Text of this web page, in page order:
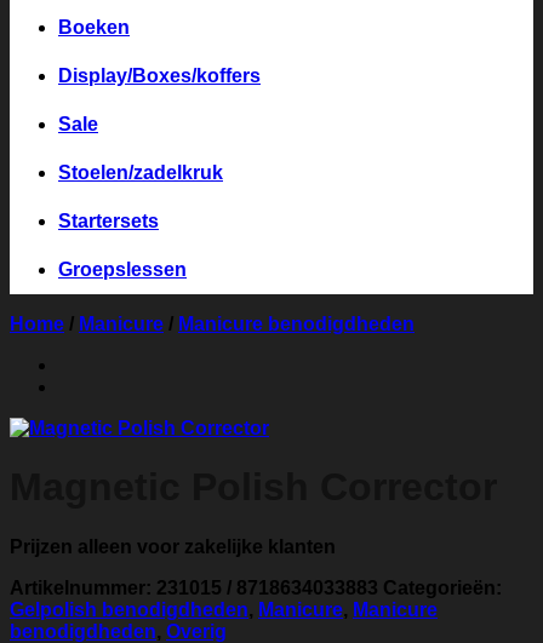
Boeken
Display/Boxes/koffers
Sale
Stoelen/zadelkruk
Startersets
Groepslessen
Home / Manicure / Manicure benodigdheden
Prijzen alleen voor zakelijke klanten
Artikelnummer: 231015 / 8718634033883 Categorieën:
Gelpolish benodigdheden, Manicure, Manicure
benodigdheden, Overig